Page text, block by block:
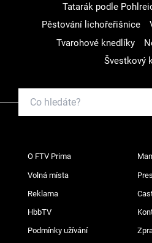
Tatarák podle
Pěstování lichořeřišnice
Tvarohové knedlíky
Švestkový
O FTV Prima
Volná místa
Reklama
HbbTV
Podmínky užívání